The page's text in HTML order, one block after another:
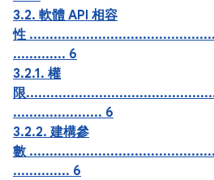
3.2. 軟體 API 相容
性
............. 6
3.2.1. 權
限
...................... 6
3.2.2. 建構參
數
.............. 6